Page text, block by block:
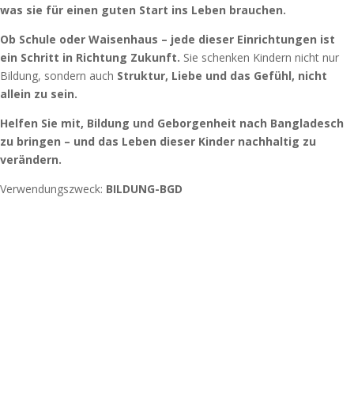
was sie für einen guten Start ins Leben brauchen.
Ob Schule oder Waisenhaus – jede dieser Einrichtungen ist
ein Schritt in Richtung Zukunft. Sie schenken Kindern nicht nur
Bildung, sondern auch Struktur, Liebe und das Gefühl, nicht
allein zu sein.
Helfen Sie mit, Bildung und Geborgenheit nach Bangladesch
zu bringen – und das Leben dieser Kinder nachhaltig zu
verändern.
Verwendungszweck: BILDUNG-BGD